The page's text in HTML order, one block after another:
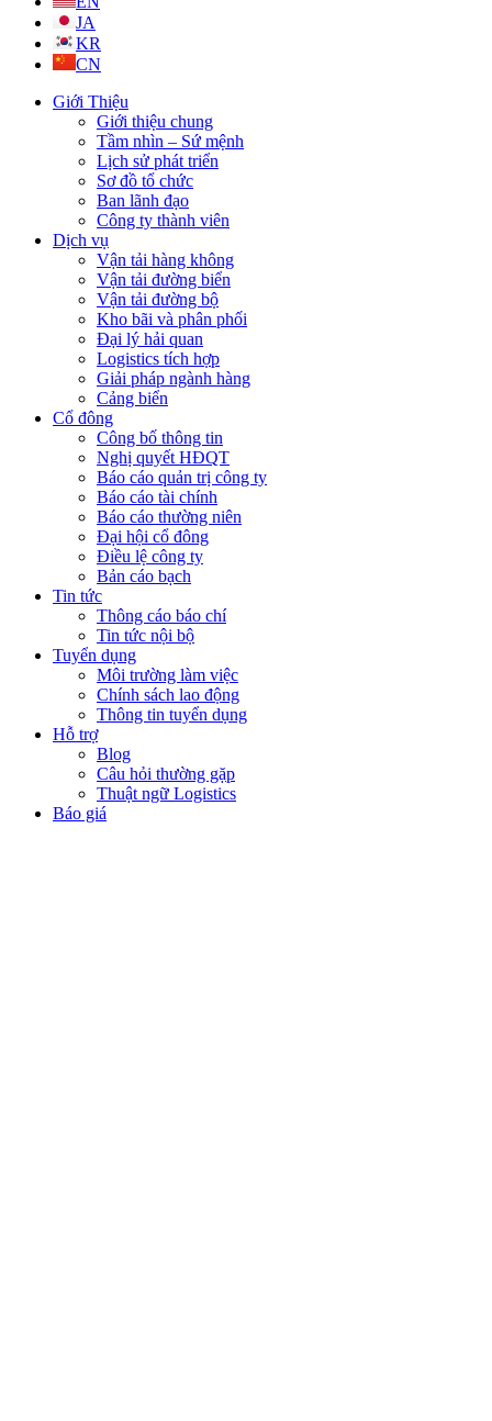
JA
KR
CN
Giới Thiệu
Giới thiệu chung
Tầm nhìn – Sứ mệnh
Lịch sử phát triển
Sơ đồ tổ chức
Ban lãnh đạo
Công ty thành viên
Dịch vụ
Vận tải hàng không
Vận tải đường biển
Vận tải đường bộ
Kho bãi và phân phối
Đại lý hải quan
Logistics tích hợp
Giải pháp ngành hàng
Cảng biển
Cổ đông
Công bố thông tin
Nghị quyết HĐQT
Báo cáo quản trị công ty
Báo cáo tài chính
Báo cáo thường niên
Đại hội cổ đông
Điều lệ công ty
Bản cáo bạch
Tin tức
Thông cáo báo chí
Tin tức nội bộ
Tuyển dụng
Môi trường làm việc
Chính sách lao động
Thông tin tuyển dụng
Hỗ trợ
Blog
Câu hỏi thường gặp
Thuật ngữ Logistics
Báo giá